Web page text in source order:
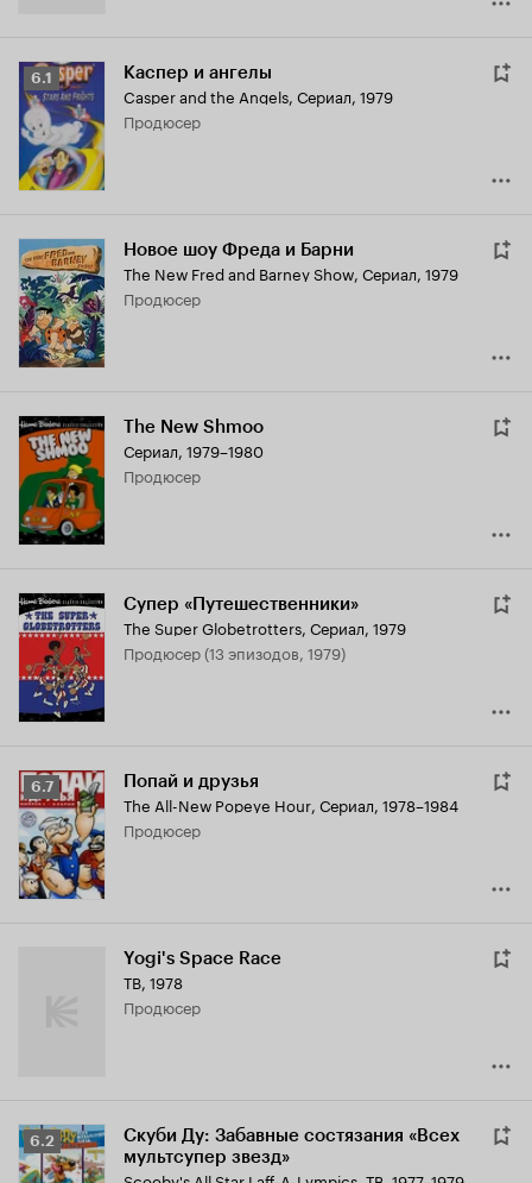
Рейтинг
Кинопоиска
6.1
6.1 Каспер и ангелы
Casper and the Angels, Сериал, 1979
продюсер
Новое шоу Фреда и Барни
The New Fred and Barney Show, Сериал, 1979
продюсер
The New Shmoo
Сериал, 1979–1980
продюсер
Супер «Путешественники»
The Super Globetrotters, Сериал, 1979
продюсер (13 эпизодов, 1979)
Рейтинг
Кинопоиска
6.7
6.7 Попай и друзья
The All-New Popeye Hour, Сериал, 1978–1984
продюсер
Yogi's Space Race
ТВ, 1978
продюсер
Рейтинг
Кинопоиска
6.2
Скуби Ду: Забавные состязания «Всех
мультсупер звезд»